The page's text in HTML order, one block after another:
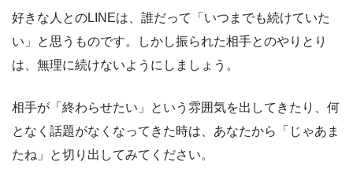
好きな人とのLINEは、誰だって「いつまでも続けていた
い」と思うものです。しかし振られた相手とのやりとり
は、無理に続けないようにしましょう。
相手が「終わらせたい」という雰囲気を出してきたり、何
となく話題がなくなってきた時は、あなたから「じゃあま
たね」と切り出してみてください。